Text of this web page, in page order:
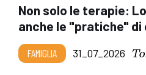
Non solo le terapie:
anche le "pratiche" di
FAMIGLIA 31_07_2026